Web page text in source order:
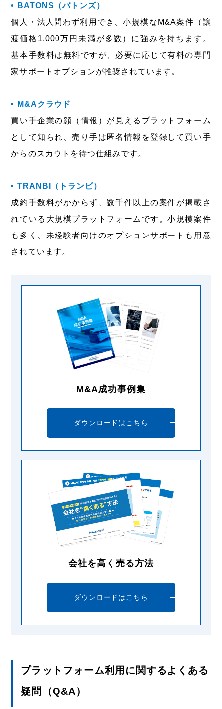
• BATONS（バトンズ）
個人・法人問わず利用でき、小規模なM&A案件（譲
渡価格1,000万円未満が多数）に強みを持ちます。
基本手数料は無料ですが、必要に応じて有料の専門
家サポートオプションが推奨されています。
• M&Aクラウド
買い手企業の顔（情報）が見えるプラットフォーム
として知られ、売り手は匿名情報を登録して買い手
からのスカウトを待つ仕組みです。
• TRANBI（トランビ）
成約手数料がかからず、数千件以上の案件が掲載さ
れている大規模プラットフォームです。小規模案件
も多く、未経験者向けのオプションサポートも用意
されています。
M&A成功事例集
ダウンロードはこちら
会社を高く売る方法
ダウンロードはこちら
プラットフォーム利用に関するよくある
疑問（Q&A）